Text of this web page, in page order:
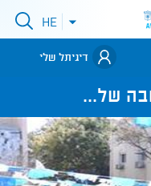
פתיחתHE
דיגיתל שלי
של...